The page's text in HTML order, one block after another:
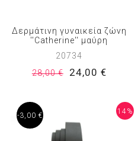
Δερμάτινη γυναικεία ζώνη
''Catherine'' μαύρη
20734
28,00 €
24,00 €
14%
-3,00 €